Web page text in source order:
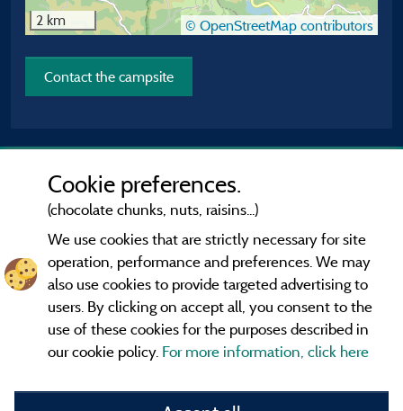
2 km © OpenStreetMap contributors
Contact the campsite
Information publisher and contact
Cookie preferences.
(chocolate chunks, nuts, raisins...)
We use cookies that are strictly necessary for site
operation, performance and preferences. We may
also use cookies to provide targeted advertising to
users. By clicking on accept all, you consent to the
use of these cookies for the purposes described in
our cookie policy. For more information, click here